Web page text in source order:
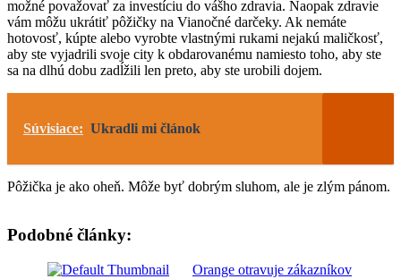
možné považovať za investíciu do vášho zdravia. Naopak zdravie
vám môžu ukrátiť pôžičky na Vianočné darčeky. Ak nemáte
hotovosť, kúpte alebo vyrobte vlastnými rukami nejakú maličkosť,
aby ste vyjadrili svoje city k obdarovanému namiesto toho, aby ste
sa na dlhú dobu zadĺžili len preto, aby ste urobili dojem.
Súvisiace: Ukradli mi článok
Pôžička je ako oheň. Môže byť dobrým sluhom, ale je zlým pánom.
Podobné články:
Orange otravuje zákazníkov